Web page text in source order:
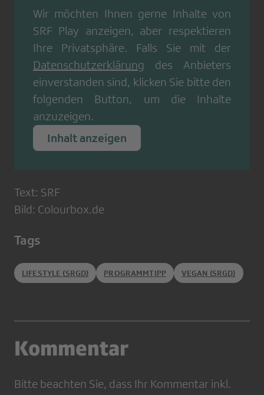
Wir möchten Ihnen gerne Inhalte von
SRF Play anzeigen, aber respektieren
Ihre Privatsphäre. Falls Sie mit der
Datenschutzerklärung des Anbieters
einverstanden sind, klicken Sie bitte den
folgenden Button, um die Inhalte
anzuzeigen.
Inhalt anzeigen
Text: SRF
Bild: Colourbox.de
Tags
LIFESTYLE (SRGD) PROGRAMMTIPP VEGAN (SRGD)
Kommentar
Bitte beachten Sie, dass Ihr Kommentar inkl.